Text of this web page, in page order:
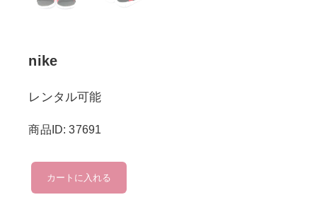
nike
レンタル可能
商品ID: 37691
nike
個
カートに入れる